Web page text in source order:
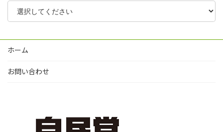
ホーム
お問い合わせ